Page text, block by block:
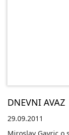
DNEVNI AVAZ
29.09.2011